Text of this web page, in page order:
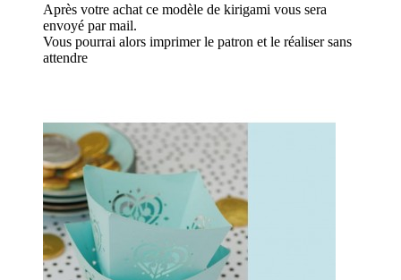
Après votre achat ce modèle de kirigami vous sera
envoyé par mail.
Vous pourrai alors imprimer le patron et le réaliser sans
attendre